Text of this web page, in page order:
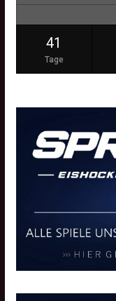
41
Tage